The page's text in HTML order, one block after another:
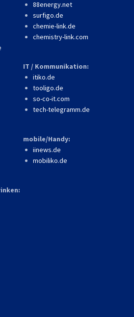
88energy.net
surfigo.de
chemie-link.de
chemistry-link.com
IT / Kommunikation:
itiko.de
tooligo.de
so-co-it.com
tech-telegramm.de
mobile/Handy:
iinews.de
mobiliko.de